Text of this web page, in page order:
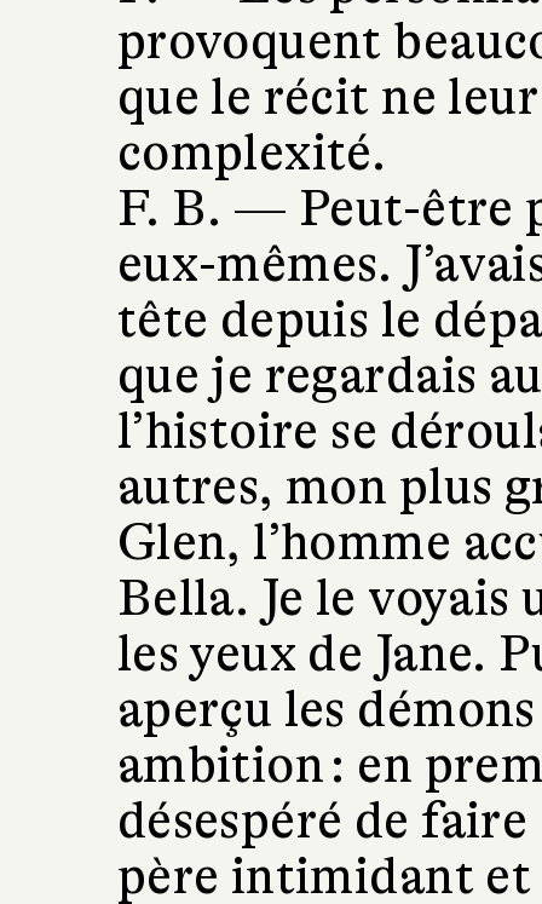
provoquent
que le récit ne
complexité.
F. B. — Peut-être
eux-mêmes.
tête depuis le
que je regardais
l’histoire se
autres, mon plus
Glen, l’homme
Bella. Je le voyais
les yeux de Jane.
aperçu les
ambition : en
désespéré de faire
père intimidant et